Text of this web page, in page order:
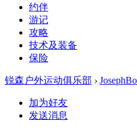
约伴
游记
攻略
技术及装备
保险
锐森户外运动俱乐部 ›
加为好友
发送消息